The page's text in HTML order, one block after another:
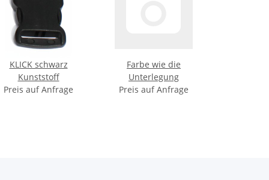
KLICK schwarz
Kunststoff
Preis auf Anfrage
Farbe wie die
Unterlegung
Preis auf Anfrage